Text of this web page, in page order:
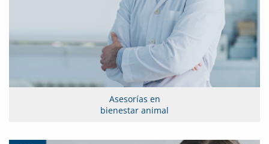
Asesorías en
bienestar animal